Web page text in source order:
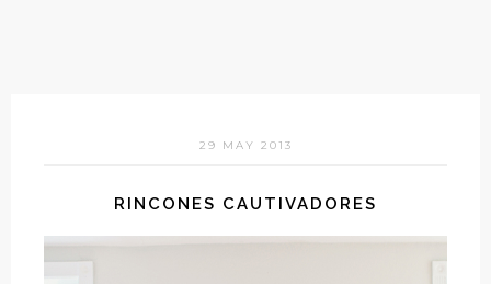
29 MAY 2013
RINCONES CAUTIVADORES